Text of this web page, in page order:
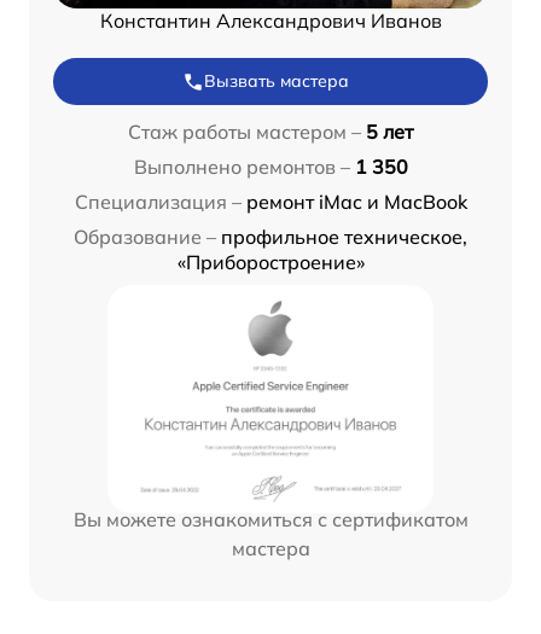
Константин Александрович Иванов
Вызвать мастера
Стаж работы мастером – 5 лет
Выполнено ремонтов – 1 350
Специализация – ремонт iMac и MacBook
Образование – профильное техническое,
«Приборостроение»
Вы можете ознакомиться с сертификатом
мастера